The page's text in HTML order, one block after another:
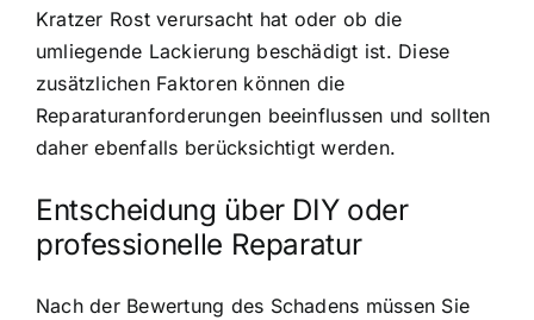
Kratzer Rost verursacht hat oder ob die
umliegende Lackierung beschädigt ist. Diese
zusätzlichen Faktoren können die
Reparaturanforderungen beeinflussen und sollten
daher ebenfalls berücksichtigt werden.
Entscheidung über DIY oder
professionelle Reparatur
Nach der Bewertung des Schadens müssen Sie